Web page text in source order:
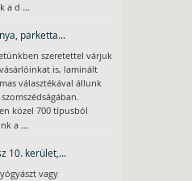
a d ...
parketta...
szeretettel várjuk
is, laminált
választékával állunk
közel 700 típusból
a ...
10. kerület,...
vagy